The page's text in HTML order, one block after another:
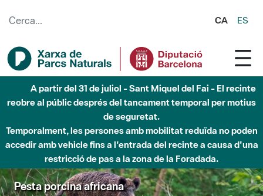
CA ES
A partir del 31 de juliol - Sant Miquel del Fai - El recinte
reobre al públic després del tancament temporal per motius
de seguretat.
Temporalment, les persones amb mobilitat reduïda no poden
accedir amb vehicle fins a l'entrada del recinte a causa d'una
restricció de pas a la zona de la Foradada.
Pesta porcina africana